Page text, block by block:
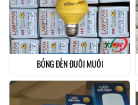
BÓNG ĐÈN ĐUỖI MUỖI